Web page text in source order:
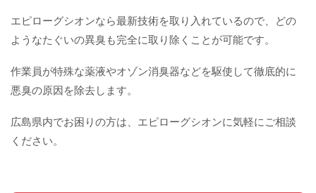
エピローグシオンなら最新技術を取り入れているので、どの
ようなたぐいの異臭も完全に取り除くことが可能です。
作業員が特殊な薬液やオゾン消臭器などを駆使して徹底的に
悪臭の原因を除去します。
広島県内でお困りの方は、エピローグシオンに気軽にご相談
ください。